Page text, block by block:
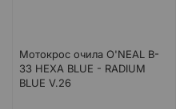
Мотокрос очила O'NEAL B-
33 HEXA BLUE - RADIUM
BLUE V.26